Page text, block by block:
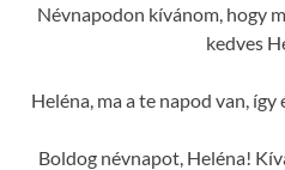
Névnapodon kívánom, hogy
kedves
Heléna, ma a te napod van,
Boldog névnapot, Heléna!